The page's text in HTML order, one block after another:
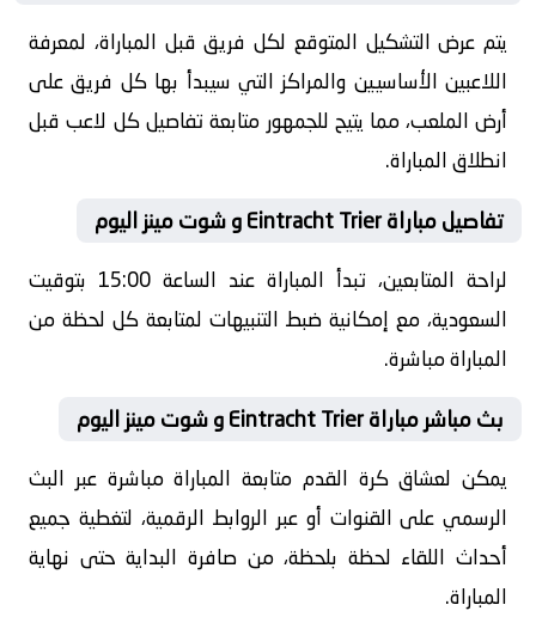
يتم عرض التشكيل المتوقع لكل فريق قبل المباراة، لمعرفة
اللاعبين الأساسيين والمراكز التي سيبدأ بها كل فريق على
أرض الملعب، مما يتيح للجمهور متابعة تفاصيل كل لاعب قبل
انطلاق المباراة.
تفاصيل مباراة Eintracht Trier و شوت مينز اليوم
لراحة المتابعين، تبدأ المباراة عند الساعة 15:00 بتوقيت
السعودية، مع إمكانية ضبط التنبيهات لمتابعة كل لحظة من
المباراة مباشرة.
بث مباشر مباراة Eintracht Trier و شوت مينز اليوم
يمكن لعشاق كرة القدم متابعة المباراة مباشرة عبر البث
الرسمي على القنوات أو عبر الروابط الرقمية، لتغطية جميع
أحداث اللقاء لحظة بلحظة، من صافرة البداية حتى نهاية
المباراة.